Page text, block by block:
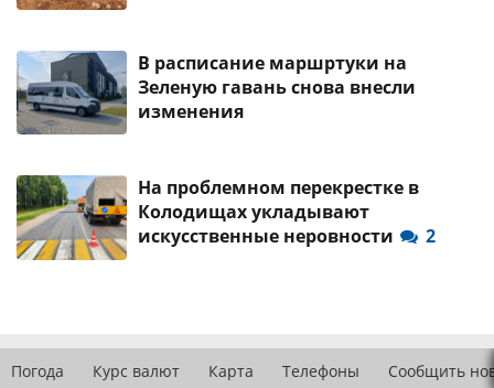
В расписание маршртуки на
Зеленую гавань снова внесли
изменения
На проблемном перекрестке в
Колодищах укладывают
искусственные неровности
2
Погода Курс валют Карта Телефоны Сообщить